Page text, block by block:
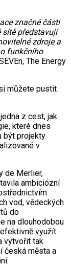
značné části
sítě představují
zdroje a
funkčního
The Energy
můžete pustit
z cest, jak
které dnes
být projekty
v
de Merlier,
ambiciózní
vod, vědeckých
do
na dlouhodobou
využít
vytvořit tak
česká města a